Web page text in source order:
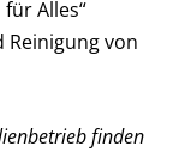
Alles“
von
finden